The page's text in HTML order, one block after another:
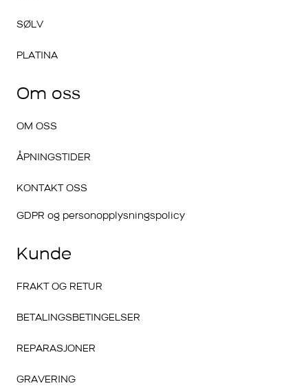
SØLV
PLATINA
Om oss
OM OSS
ÅPNINGSTIDER
KONTAKT OSS
GDPR og personopplysningspolicy
Kunde
FRAKT OG RETUR
BETALINGSBETINGELSER
REPARASJONER
GRAVERING